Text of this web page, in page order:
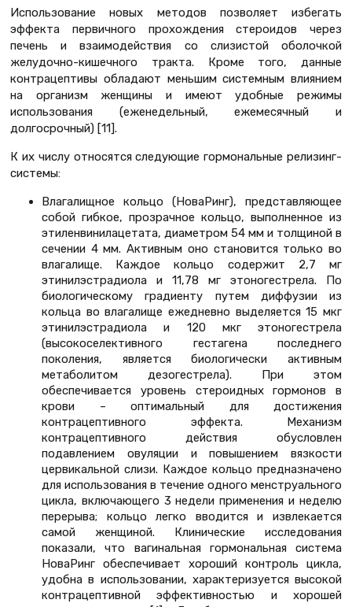
Использование новых методов позволяет избегать
эффекта первичного прохождения стероидов через
печень и взаимодействия со слизистой оболочкой
желудочно-кишечного тракта. Кроме того, данные
контрацептивы обладают меньшим системным влиянием
на организм женщины и имеют удобные режимы
использования (еженедельный, ежемесячный и
долгосрочный) [11].
К их числу относятся следующие гормональные релизинг-
системы:
Влагалищное кольцо (НоваРинг), представляющее
собой гибкое, прозрачное кольцо, выполненное из
этиленвинилацетата, диаметром 54 мм и толщиной в
сечении 4 мм. Активным оно становится только во
влагалище. Каждое кольцо содержит 2,7 мг
этинилэстрадиола и 11,78 мг этоногестрела. По
биологическому градиенту путем диффузии из
кольца во влагалище ежедневно выделяется 15 мкг
этинилэстрадиола и 120 мкг этоногестрела
(высокоселективного гестагена последнего
поколения, является биологически активным
метаболитом дезогестрела). При этом
обеспечивается уровень стероидных гормонов в
крови – оптимальный для достижения
контрацептивного эффекта. Механизм
контрацептивного действия обусловлен
подавлением овуляции и повышением вязкости
цервикальной слизи. Каждое кольцо предназначено
для использования в течение одного менструального
цикла, включающего 3 недели применения и неделю
перерыва; кольцо легко вводится и извлекается
самой женщиной. Клинические исследования
показали, что вагинальная гормональная система
НоваРинг обеспечивает хороший контроль цикла,
удобна в использовании, характеризуется высокой
контрацептивной эффективностью и хорошей